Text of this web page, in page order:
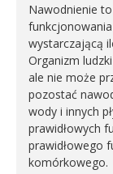
Nawodnienie
wystarczającą
Organizm
ale nie może
pozostać
wody i innych
prawidłowych
prawidłowego
komórkowego.